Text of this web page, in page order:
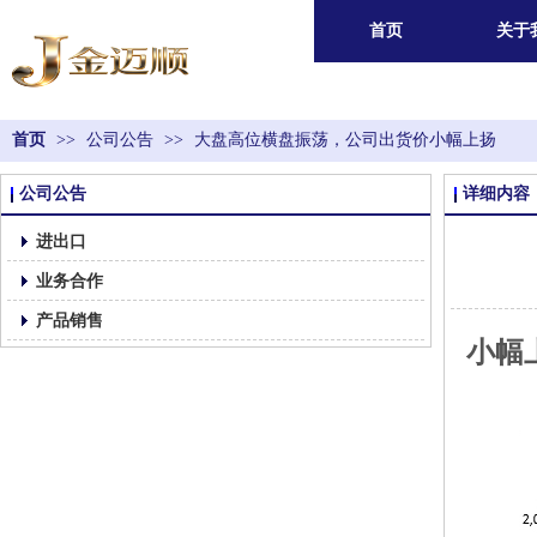
首页 关于
首页 >> 公司公告 >> 大盘高位横盘振荡，公司出货价小幅上扬
公司公告
进出口
业务合作
产品销售
详细内容
小幅